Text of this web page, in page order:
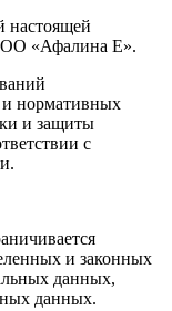
настоящей
«Афалина Е».
и нормативных
и защиты
с
и законных
данных,
данных.